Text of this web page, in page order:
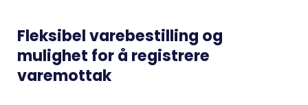
Fleksibel varebestilling og
mulighet for å registrere
varemottak